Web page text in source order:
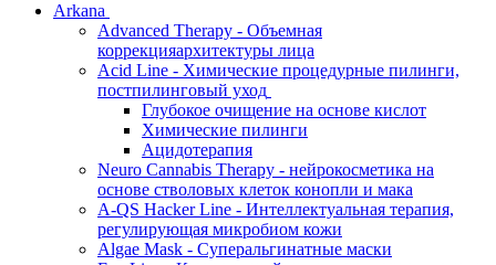
Arkana
Advanced Therapy - Объемная
коррекцияархитектуры лица
Acid Line - Химические процедурные пилинги,
постпилинговый уход
Глубокое очищение на основе кислот
Химические пилинги
Ацидотерапия
Neuro Cannabis Therapy - нейрокосметика на
основе стволовых клеток конопли и мака
A-QS Hacker Line - Интеллектуальная терапия,
регулирующая микробиом кожи
Algae Mask - Суперальгинатные маски